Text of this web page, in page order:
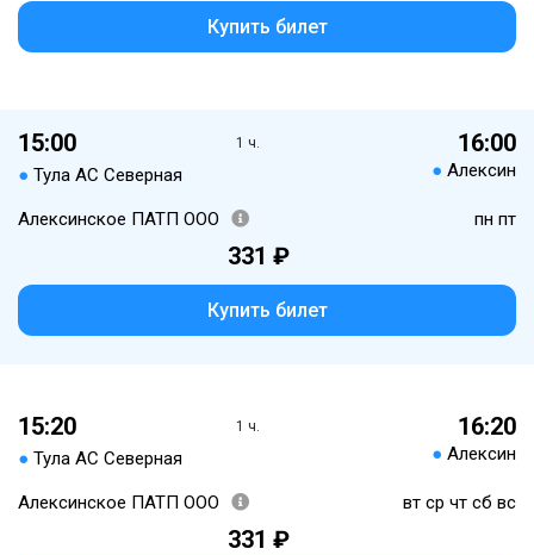
Купить билет
15:00
● Тула АС Северная
1 ч. 16:00
● Алексин
Алексинское ПАТП ООО пн пт
331 ₽
Купить билет
15:20
● Тула АС Северная
1 ч. 16:20
● Алексин
Алексинское ПАТП ООО вт ср чт сб вс
331 ₽